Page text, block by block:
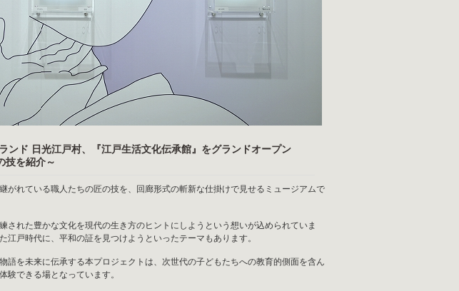
ンド 日光江戸村、『江戸生活文化伝承館』をグランドオープン
技を紹介～
がれている職人たちの匠の技を、回廊形式の斬新な仕掛けで見せるミュージアムで
された豊かな文化を現代の生き方のヒントにしようという想いが込められていま
戸時代に、平和の証を見つけようといったテーマもあります。
語を未来に伝承する本プロジェクトは、次世代の子どもたちへの教育的側面を含ん
験できる場となっています。